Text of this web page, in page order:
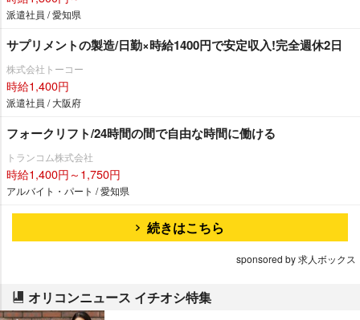
派遣社員 / 愛知県
サプリメントの製造/日勤×時給1400円で安定収入!完全週休2日
株式会社トーコー
時給1,400円
派遣社員 / 大阪府
フォークリフト/24時間の間で自由な時間に働ける
トランコム株式会社
時給1,400円～1,750円
アルバイト・パート / 愛知県
続きはこちら
sponsored by 求人ボックス
オリコンニュース イチオシ特集